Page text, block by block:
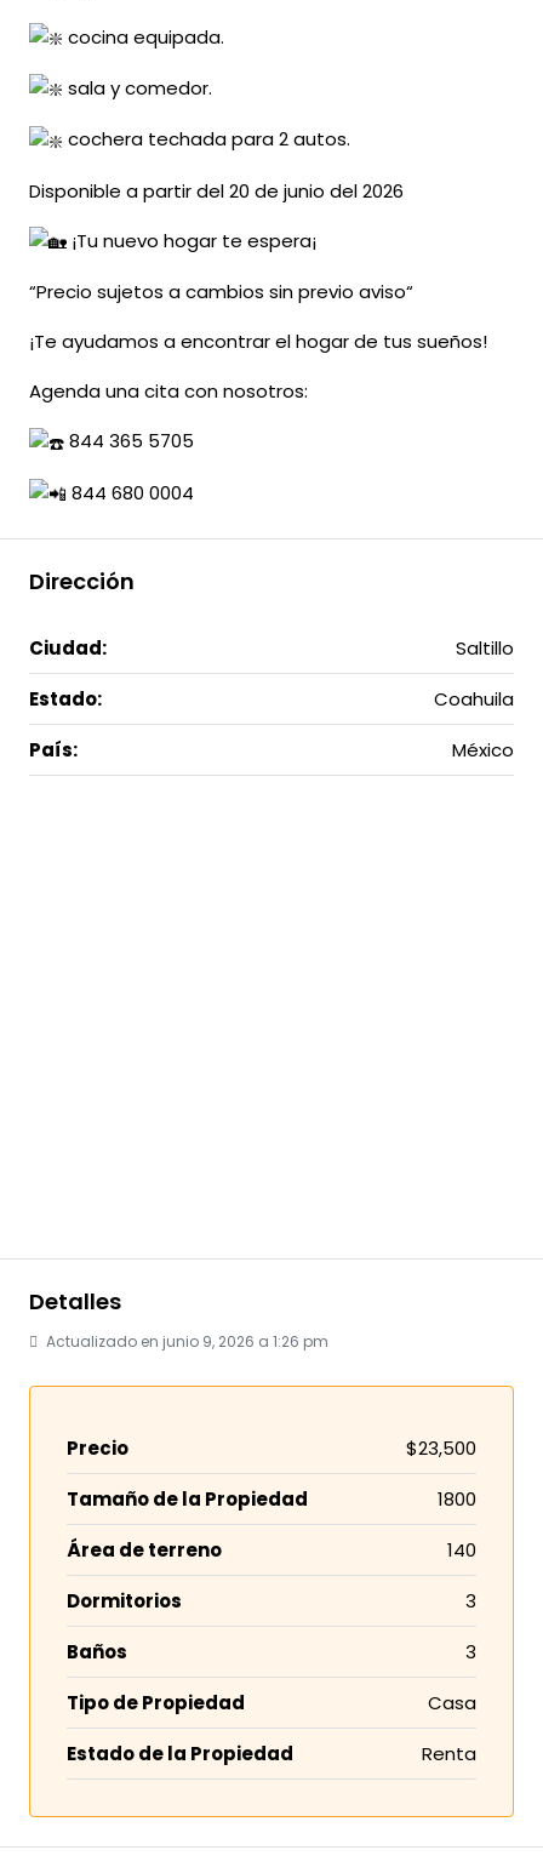
cocina equipada.
sala y comedor.
cochera techada para 2 autos.
Disponible a partir del 20 de junio del 2026
¡Tu nuevo hogar te espera¡
“Precio sujetos a cambios sin previo aviso“
¡Te ayudamos a encontrar el hogar de tus sueños!
Agenda una cita con nosotros:
844 365 5705
844 680 0004
Dirección
Ciudad:
Saltillo
Estado:
Coahuila
País:
México
Detalles
Actualizado en junio 9, 2026 a 1:26 pm
Precio
$23,500
Tamaño de la Propiedad
1800
Área de terreno
140
Dormitorios
3
Baños
3
Tipo de Propiedad
Casa
Estado de la Propiedad
Renta